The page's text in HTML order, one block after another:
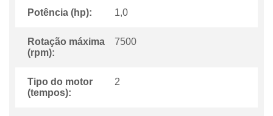
Potência (hp): 1,0
Rotação máxima
(rpm):
7500
Tipo do motor
(tempos):
2